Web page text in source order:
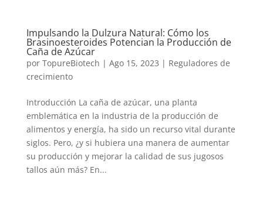
Impulsando la Dulzura Natural: Cómo los
Brasinoesteroides Potencian la Producción de
Caña de Azúcar
por TopureBiotech | Ago 15, 2023 | Reguladores de
crecimiento
Introducción La caña de azúcar, una planta
emblemática en la industria de la producción de
alimentos y energía, ha sido un recurso vital durante
siglos. Pero, ¿y si hubiera una manera de aumentar
su producción y mejorar la calidad de sus jugosos
tallos aún más? En...